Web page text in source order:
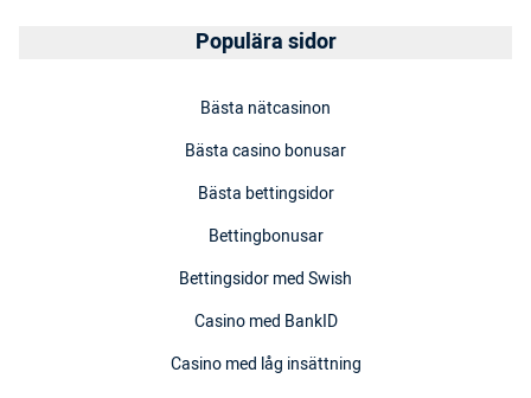
Populära sidor
Bästa nätcasinon
Bästa casino bonusar
Bästa bettingsidor
Bettingbonusar
Bettingsidor med Swish
Casino med BankID
Casino med låg insättning